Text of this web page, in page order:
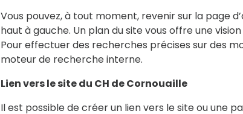
Vous pouvez, à tout moment, revenir sur la page
haut à gauche. Un plan du site vous offre une
Pour effectuer des recherches précises sur des
moteur de recherche interne.
Lien vers le site du CH de Cornouaille
Il est possible de créer un lien vers le site ou une